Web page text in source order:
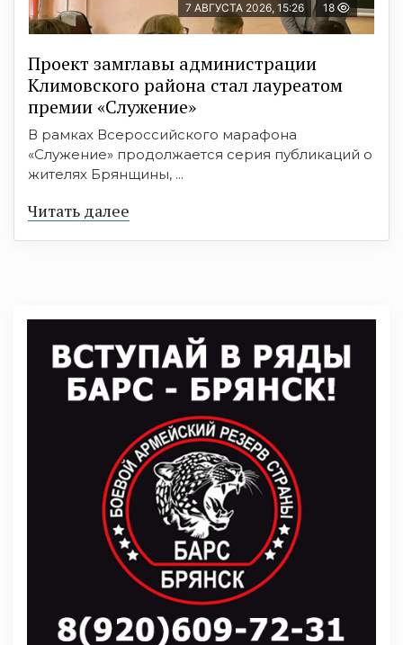
7 АВГУСТА 2026, 15:26 18
Проект замглавы администрации
Климовского района стал лауреатом
премии «Служение»
В рамках Всероссийского марафона
«Служение» продолжается серия публикаций о
жителях Брянщины, ...
Читать далее